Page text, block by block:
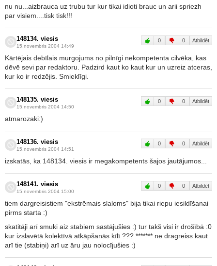
nu nu...aizbrauca uz trubu tur kur tikai idioti brauc un arii spriezh
par visiem....tisk tisk!!!
148134. viesis
15.novembris 2004 14:49
0 0 Atbildēt
Kārtējais debīlais murgojums no pilnīgi nekompetenta cilvēka, kas
dēvē sevi par redaktoru. Padzird kaut ko kaut kur un uzreiz atceras,
kur ko ir redzējis. Smieklīgi.
148135. viesis
15.novembris 2004 14:50
0 0 Atbildēt
atmarozaki:)
148136. viesis
15.novembris 2004 14:51
0 0 Atbildēt
izskatās, ka 148134. viesis ir megakompetents šajos jautājumos...
148141. viesis
15.novembris 2004 15:00
0 0 Atbildēt
tiem dargreisistiem "ekstrēmais slaloms" bija tikai riepu iesildīšanai
pirms starta :)
skatitāji arī smuki aiz stabiem sastājušies :) tur takš visi ir drošībā :0
kur izslavētā kolektīvā atkāpšanās kīlī ??? ******* ne dragreiss kaut
arī tie (stabiņi) arī uz āru jau nolocījušies :)